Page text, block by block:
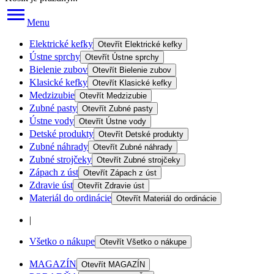
Menu
Elektrické kefky Otevřít Elektrické kefky
Ústne sprchy Otevřít Ústne sprchy
Bielenie zubov Otevřít Bielenie zubov
Klasické kefky Otevřít Klasické kefky
Medzizubie Otevřít Medzizubie
Zubné pasty Otevřít Zubné pasty
Ústne vody Otevřít Ústne vody
Detské produkty Otevřít Detské produkty
Zubné náhrady Otevřít Zubné náhrady
Zubné strojčeky Otevřít Zubné strojčeky
Zápach z úst Otevřít Zápach z úst
Zdravie úst Otevřít Zdravie úst
Materiál do ordinácie Otevřít Materiál do ordinácie
|
Všetko o nákupe Otevřít Všetko o nákupe
MAGAZÍN Otevřít MAGAZÍN